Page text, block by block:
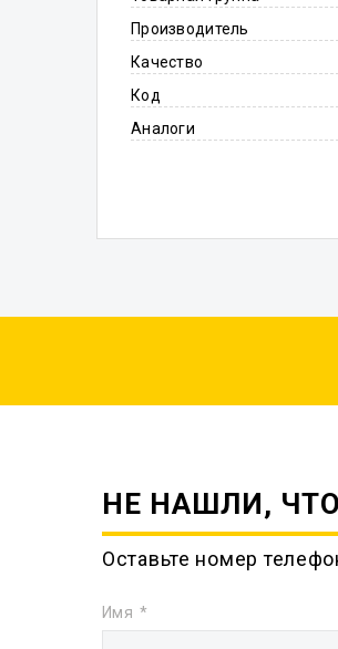
Производитель
Качество
Код
Аналоги
НЕ НАШЛИ,
Оставьте номер
Имя